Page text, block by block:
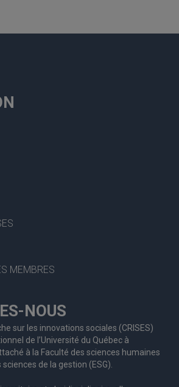
MEMBRES
NOUS
sur les innovations sociales (CRISES)
de l’Université du Québec à
à la Faculté des sciences humaines
sciences de la gestion (ESG).